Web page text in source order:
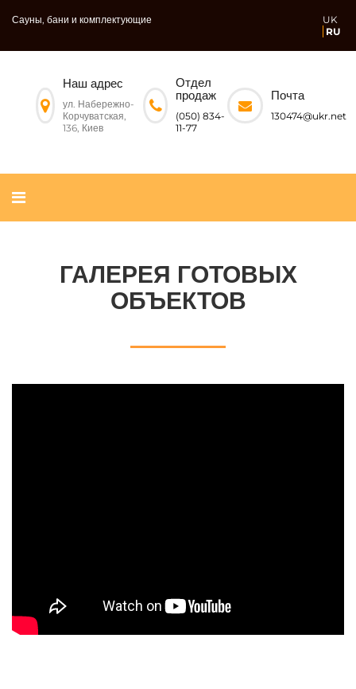
Сауны, бани и комплектующие
UK
RU
Наш адрес
ул. Набережно-
Корчуватская,
136, Киев
Отдел
продаж
(050) 834-
11-77
Почта
130474@ukr.net
ГАЛЕРЕЯ ГОТОВЫХ
ОБЪЕКТОВ